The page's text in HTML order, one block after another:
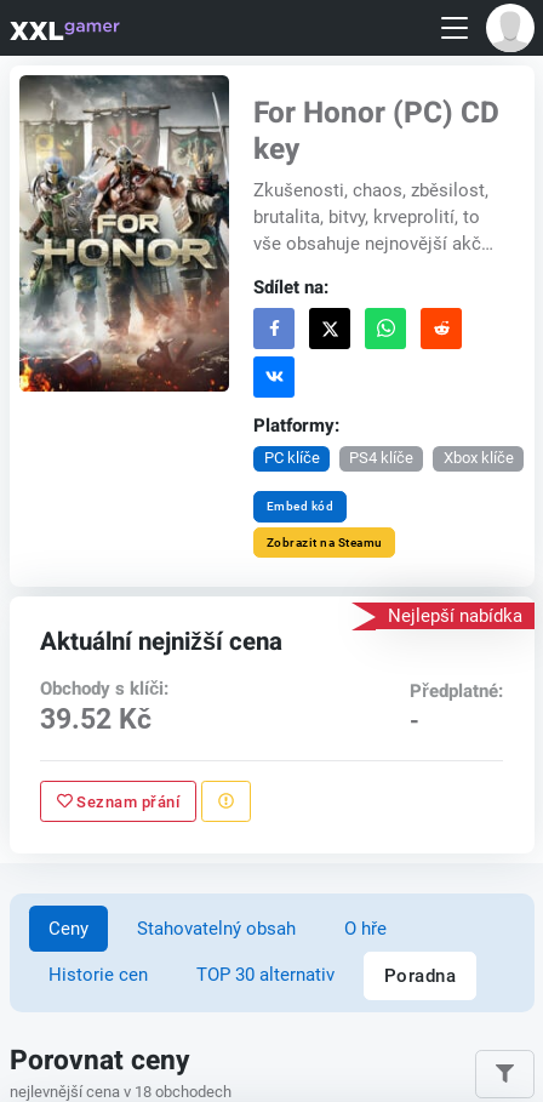
For Honor (PC) CD
key
Zkušenosti, chaos, zběsilost,
brutalita, bitvy, krveprolití, to
vše obsahuje nejnovější akční
For Honor je multiplayerovk...
Sdílet na:
Platformy:
PC klíče PS4 klíče Xbox klíče
Embed kód
Zobrazit na Steamu
Nejlepší nabídka
Aktuální nejnižší cena
Obchody s klíči:
39.52 Kč
Předplatné:
-
Seznam přání
Ceny Stahovatelný obsah O hře
Historie cen TOP 30 alternativ Poradna
Porovnat ceny
nejlevnější cena v 18 obchodech